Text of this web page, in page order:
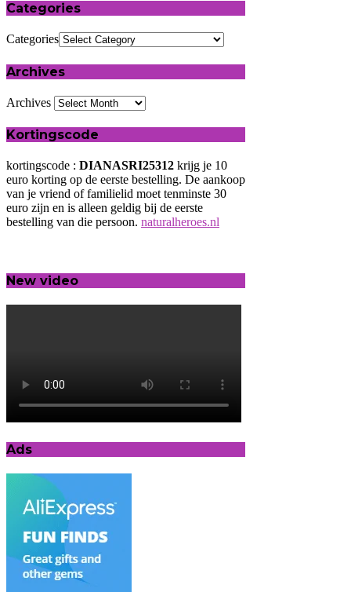
Categories
Categories
Archives
Archives
Kortingscode
kortingscode : DIANASRI25312 krijg je 10
euro korting op de eerste bestelling. De aankoop
van je vriend of familielid moet tenminste 30
euro zijn en is alleen geldig bij de eerste
bestelling van die persoon. naturalheroes.nl
New video
Ads